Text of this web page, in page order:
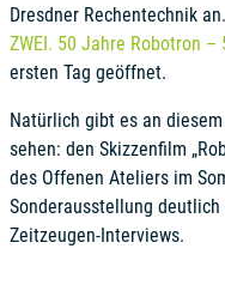
Dresdner Rechentechnik
ZWEI. 50 Jahre Robotron
ersten Tag geöffnet.
Natürlich gibt es an
sehen: den Skizzenfilm
des Offenen Ateliers im
Sonderausstellung
Zeitzeugen-Interviews.